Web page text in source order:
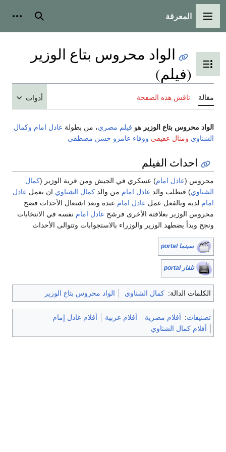
القائمة الرئيسية
المعرفة بحث
تبديل عرض جدول المحتويات
الواد محروس بتاع الوزير
(فيلم)
مقالة ناقش هذه الصفحة أدوات
الواد محروس بتاع الوزير هو فيلم مصري، من بطولة عادل امام وكمال
الشناوي ومنال عفيفى ووفاء عامرو حسن مصطفى
احداث الفيلم
محروس (عادل امام) عسكري في الجيش ومن قرية الوزير (كمال
الشناوي) فيطلب والد عادل امام من والد كمال الشناوي ان يعمل عادل
امام لديه وبالفعل عمل عادل امام عنده وبعد اشتعال الأحداث فضح
محروس الوزير بعلاقتة الأخرى فرشح عادل امام نفسه في الانتخابات
ونجح وبدأ يضطهد الوزير والوزراء بالاستجوابات وتتوالى الأحداث
سينما portal
تلفاز portal
الكلمات الدالة: كمال الشناوي الواد محروس بتاع الوزير
تصنيفات: أفلام مصرية أفلام عربية
أفلام عادل إمام
أفلام كمال الشناوي